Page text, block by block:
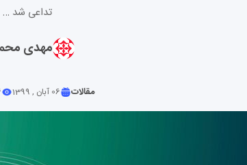
تداعی شد …
مهدی
مقالات 06 آبان , 1399